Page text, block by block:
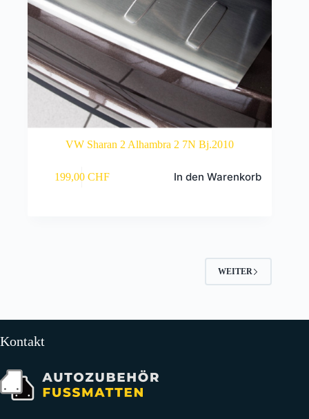
VW Sharan 2 Alhambra 2 7N Bj.2010
199,00 CHF In den Warenkorb
WEITER
Kontakt